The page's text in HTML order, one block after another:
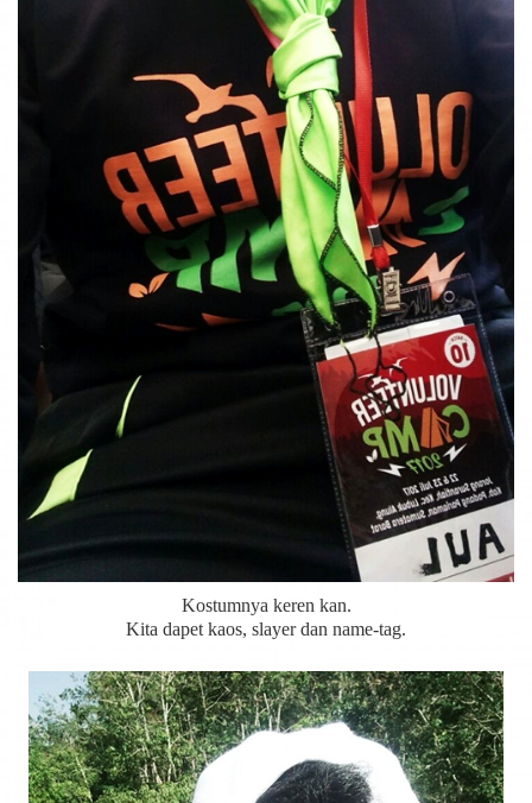
Kostumnya keren kan.
Kita dapet kaos, slayer dan name-tag.